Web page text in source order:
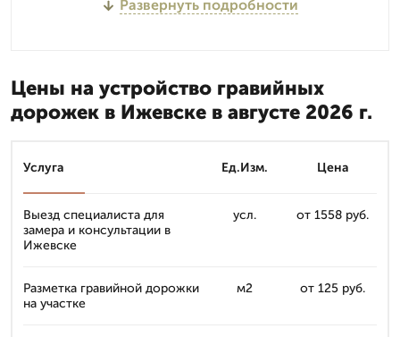
Развернуть подробности
Цены на устройство гравийных
дорожек в Ижевске в августе 2026 г.
Услуга Ед.Изм. Цена
Выезд специалиста для
замера и консультации в
Ижевске
усл. от 1558 руб.
Разметка гравийной дорожки
на участке
м2 от 125 руб.